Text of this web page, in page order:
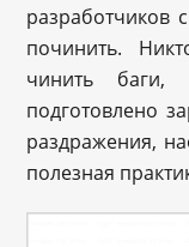
разработчиков
починить.
чинить баги,
подготовлено
раздражения,
полезная